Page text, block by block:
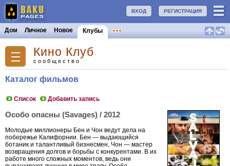
РЕГИСТРАЦИЯ
ВХОД
Дом Личное Новое Клубы
Кино Клуб
сообщество
Каталог фильмов
Список Добавить запись
Особо опасны (Savages) / 2012
Молодые миллионеры Бен и Чон ведут дела на
побережье Калифорнии. Бен — выдающийся
ботаник и талантливый бизнесмен, Чон — мастер
возвращения долгов и борьбы с конкурентами. В их
работе много сложных моментов, ведь они